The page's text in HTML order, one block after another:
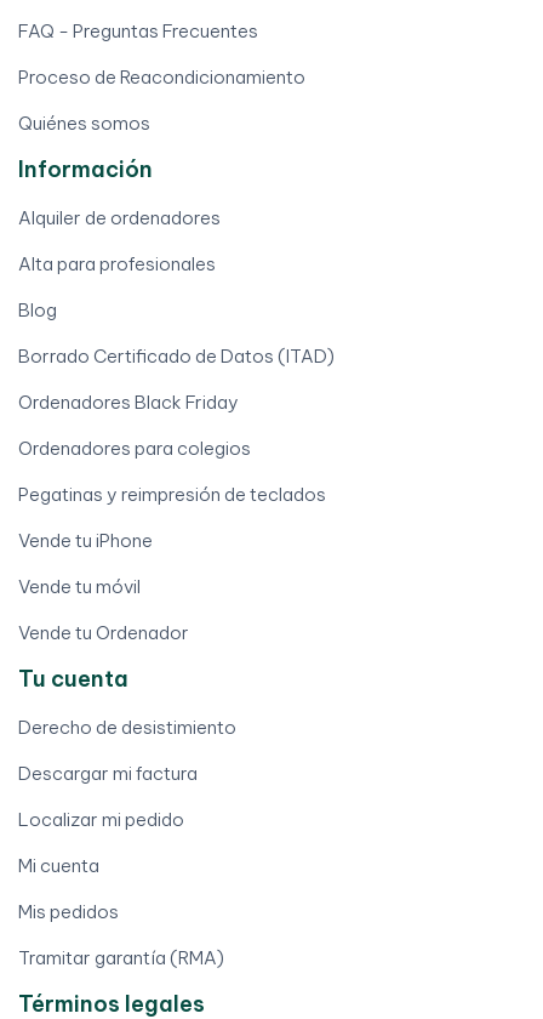
FAQ - Preguntas Frecuentes
Proceso de Reacondicionamiento
Quiénes somos
Información
Alquiler de ordenadores
Alta para profesionales
Blog
Borrado Certificado de Datos (ITAD)
Ordenadores Black Friday
Ordenadores para colegios
Pegatinas y reimpresión de teclados
Vende tu iPhone
Vende tu móvil
Vende tu Ordenador
Tu cuenta
Derecho de desistimiento
Descargar mi factura
Localizar mi pedido
Mi cuenta
Mis pedidos
Tramitar garantía (RMA)
Términos legales